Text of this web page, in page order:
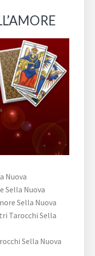
Nuova
Sella Nuova
Sella Nuova
Tarocchi Sella
Sella Nuova